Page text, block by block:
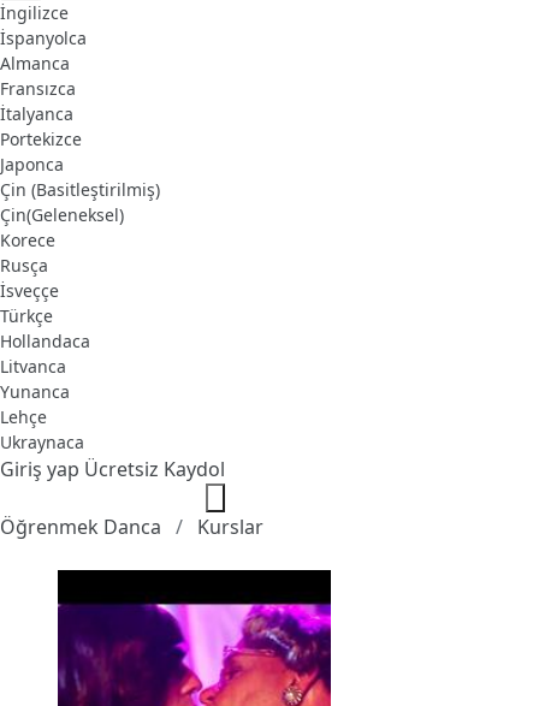
İngilizce
İspanyolca
Almanca
Fransızca
İtalyanca
Portekizce
Japonca
Çin (Basitleştirilmiş)
Çin(Geleneksel)
Korece
Rusça
İsveççe
Türkçe
Hollandaca
Litvanca
Yunanca
Lehçe
Ukraynaca
Giriş yap Ücretsiz Kaydol
Öğrenmek Danca Kurslar